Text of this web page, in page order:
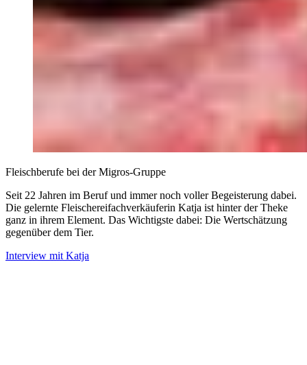
Fleischberufe bei der Migros-Gruppe
Seit 22 Jahren im Beruf und immer noch voller Begeisterung dabei.
Die gelernte Fleischerei­fachverkäuferin Katja ist hinter der Theke
ganz in ihrem Element. Das Wichtigste dabei: Die Wertschätzung
gegenüber dem Tier.
Interview mit Katja